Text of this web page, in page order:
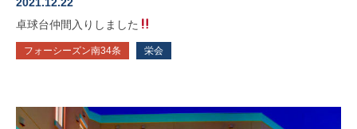
卓球台仲間入りしました
フォーシーズン南34条 栄会